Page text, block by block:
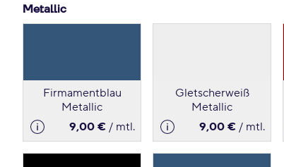
Metallic
Firmamentblau
Metallic
9,00 € / mtl.
Gletscherweiß
Metallic
9,00 € / mtl.